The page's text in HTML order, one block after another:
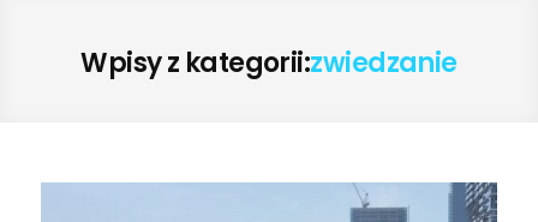
Wpisy z kategorii:zwiedzanie